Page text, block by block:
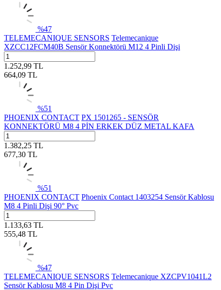
%47
TELEMECANIQUE SENSORS Telemecanique
XZCC12FCM40B Sensör Konnektörü M12 4 Pinli Dişi
1.252,99 TL
664,09 TL
%51
PHOENIX CONTACT PX 1501265 - SENSÖR
KONNEKTÖRÜ M8 4 PİN ERKEK DÜZ METAL KAFA
1.382,25 TL
677,30 TL
%51
PHOENIX CONTACT Phoenix Contact 1403254 Sensör Kablosu
M8 4 Pinli Dişi 90° Pvc
1.133,63 TL
555,48 TL
%47
TELEMECANIQUE SENSORS Telemecanique XZCPV1041L2
Sensör Kablosu M8 4 Pin Dişi Pvc